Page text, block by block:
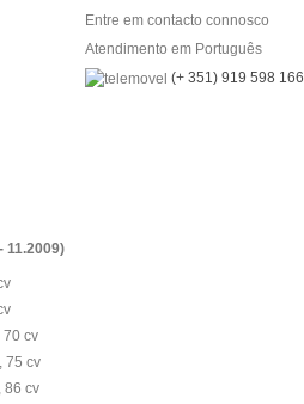
Entre em contacto connosco
Atendimento em Português
(+ 351) 919 598 166
11.2009)
70 cv
75 cv
86 cv